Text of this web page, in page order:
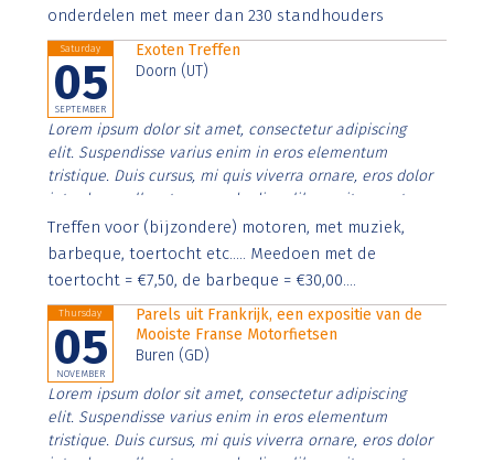
onderdelen met meer dan 230 standhouders
Saturday
05
SEPTEMBER
Exoten Treffen
Doorn (UT)
Lorem ipsum dolor sit amet, consectetur adipiscing
elit. Suspendisse varius enim in eros elementum
tristique. Duis cursus, mi quis viverra ornare, eros dolor
interdum nulla, ut commodo diam libero vitae erat.
Aenean faucibus nibh et justo cursus id rutrum lorem
imperdiet. Nunc ut sem vitae risus tristique posuere.
Treffen voor (bijzondere) motoren, met muziek,
barbeque, toertocht etc..... Meedoen met de
toertocht = €7,50, de barbeque = €30,00....
Thursday
05
NOVEMBER
Parels uit Frankrijk, een expositie van de
Mooiste Franse Motorfietsen
Buren (GD)
Lorem ipsum dolor sit amet, consectetur adipiscing
elit. Suspendisse varius enim in eros elementum
tristique. Duis cursus, mi quis viverra ornare, eros dolor
interdum nulla, ut commodo diam libero vitae erat.